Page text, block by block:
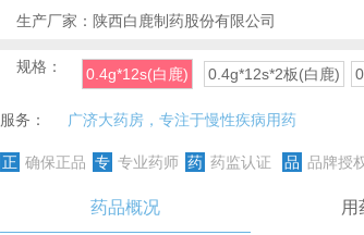
生产厂家： 陕西白鹿制药股份有限公司
规格： 0.4g*12s(白鹿) 0.4g*12s*2板(白鹿)
服务： 广济大药房，专注于慢性疾病用药
正 确保正品 专 专业药师 药 药监认证 品 品牌授
药品概况 用